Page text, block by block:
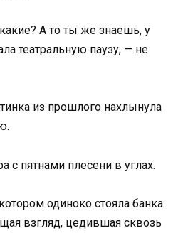
А то ты же знаешь, у
театральную паузу, — не
из прошлого нахлынула
с пятнами плесени в углах.
одиноко стояла банка
взгляд, цедившая сквозь